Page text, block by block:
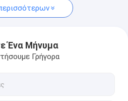
Ένα Μήνυμα
Γρήγορα